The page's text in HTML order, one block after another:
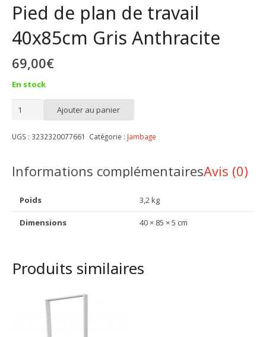
Pied de plan de travail
40x85cm Gris Anthracite
69,00€
En stock
quantité
Pied
de
40x85cm
Gris
Anthracite
Ajouter au panier
UGS : 3232320077661 Catégorie : Jambage
Informations complémentairesAvis (0)
Poids 3,2 kg
Dimensions 40 × 85 × 5 cm
Produits similaires